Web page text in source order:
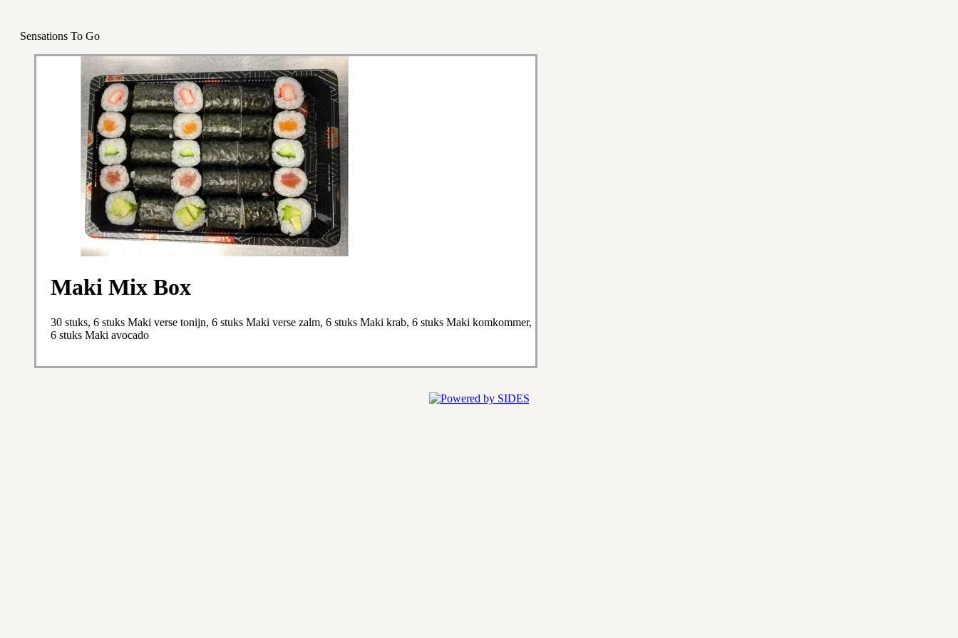
Sensations To Go
Maki Mix Box
30 stuks, 6 stuks Maki verse tonijn, 6 stuks Maki verse zalm, 6 stuks Maki krab, 6 stuks Maki komkommer,
6 stuks Maki avocado